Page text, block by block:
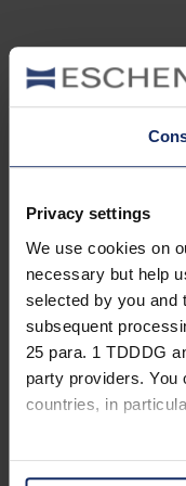
Privacy settings
We use cookies on
necessary but help
selected by you and
subsequent
25 para. 1 TDDDG
party providers.
countries, in
You can consent to